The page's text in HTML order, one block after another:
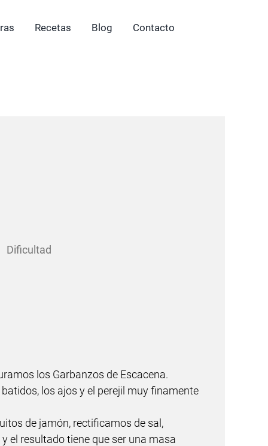
Recetas Blog Contacto
Dificultad
los Garbanzos de Escacena.
los ajos y el perejil muy finamente
de jamón, rectificamos de sal,
el resultado tiene que ser una masa